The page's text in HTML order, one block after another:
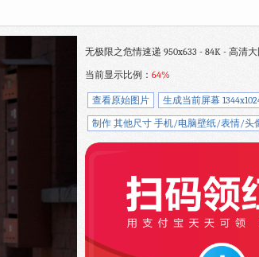
无极限之危情速递 950x633 - 84K - 高清大
当前显示比例： 64%
查看原始图片 生成当前屏幕
制作 其他尺寸 手机/电脑壁纸/表情/头